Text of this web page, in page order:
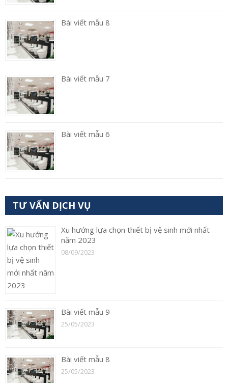
Bài viết mẫu 8
Bài viết mẫu 7
Bài viết mẫu 6
TƯ VẤN DỊCH VỤ
Xu hướng lựa chọn thiết bị vệ sinh mới nhất
năm 2023
08/09/2023
Bài viết mẫu 9
25/05/2023
Bài viết mẫu 8
25/05/2023